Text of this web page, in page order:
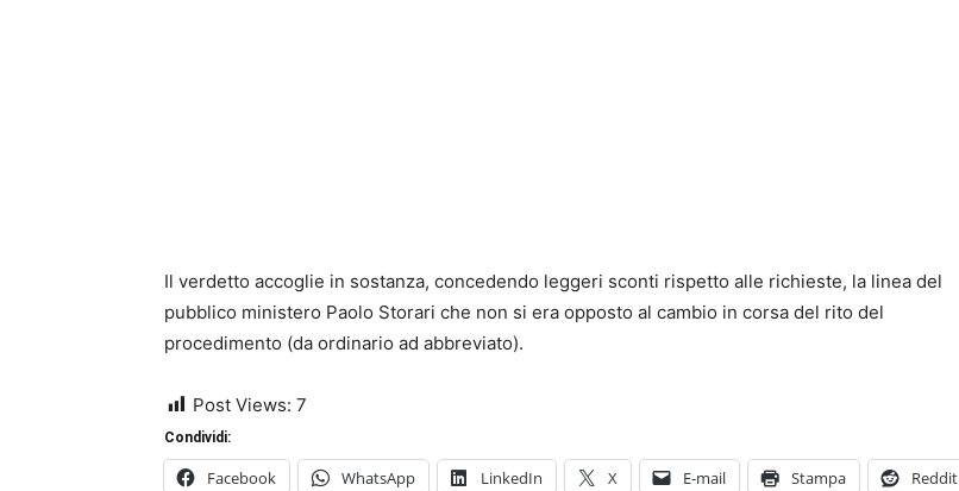
Il verdetto accoglie in sostanza, concedendo leggeri sconti rispetto alle richieste, la linea del
pubblico ministero Paolo Storari che non si era opposto al cambio in corsa del rito del
procedimento (da ordinario ad abbreviato).
Post Views: 7
Condividi:
Facebook WhatsApp LinkedIn X E-mail Stampa Reddit